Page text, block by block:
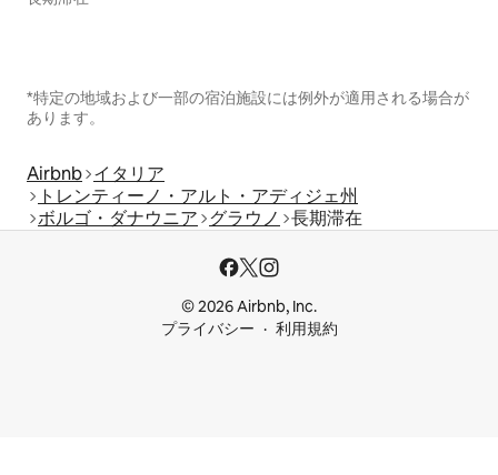
*特定の地域および一部の宿泊施設には例外が適用される場合が
あります。
Airbnb イタリア
トレンティーノ・アルト・アディジェ州
ボルゴ・ダナウニア グラウノ 長期滞在
© 2026 Airbnb, Inc.
プライバシー
利用規約